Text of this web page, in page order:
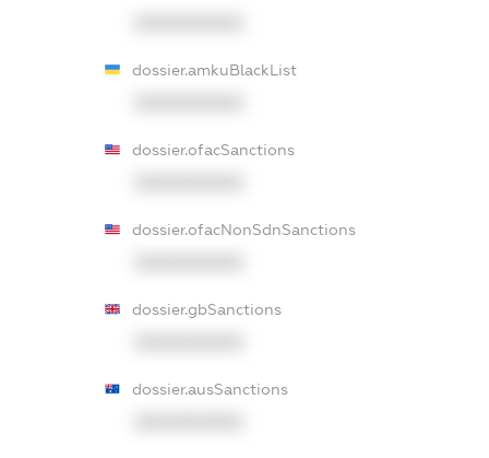
dossier.amkuBlackList
dossier.ofacSanctions
dossier.ofacNonSdnSanctions
dossier.gbSanctions
dossier.ausSanctions